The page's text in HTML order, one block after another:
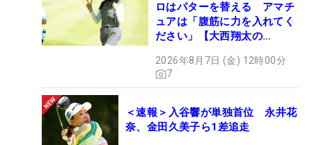
ロはパターを替える アマチ
ュアは「腹筋に力を入れてく
ださい」【大西翔太の
2026年8月7日 (金) 12時00分
7
＜速報＞入谷響が単独首位 永井花
奈、金田久美子ら1差追走